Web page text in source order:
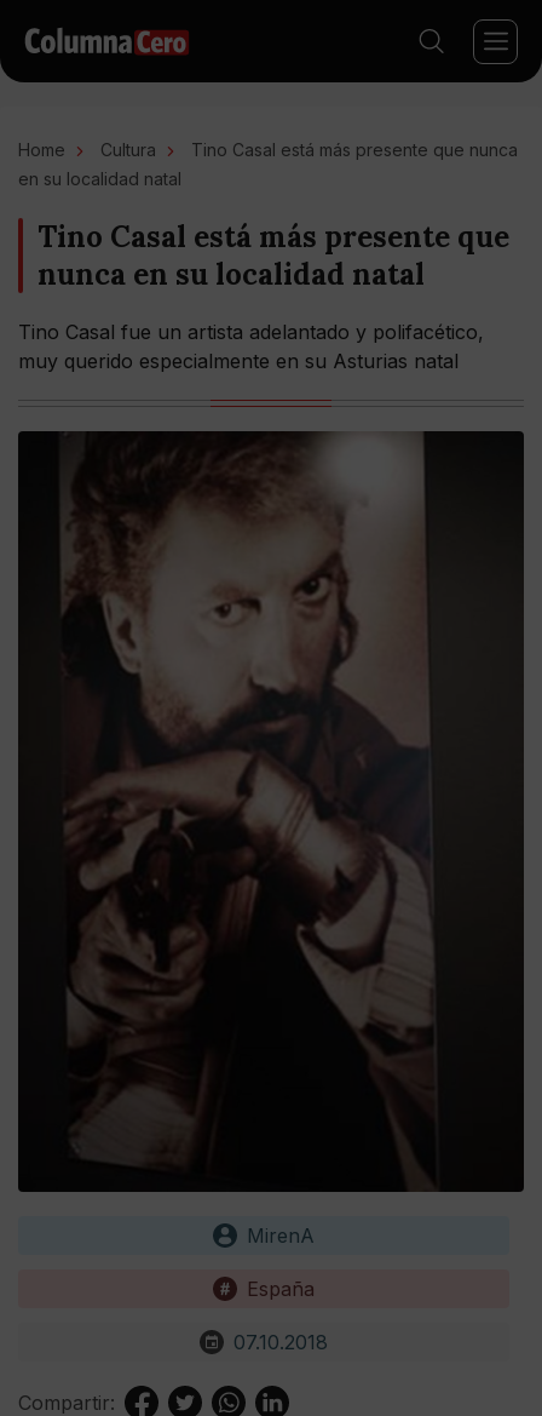
Home Cultura
Tino Casal está más presente que nunca
en su localidad natal
Tino Casal está más presente que
nunca en su localidad natal
Tino Casal fue un artista adelantado y polifacético,
muy querido especialmente en su Asturias natal
MirenA
España
07.10.2018
Compartir: